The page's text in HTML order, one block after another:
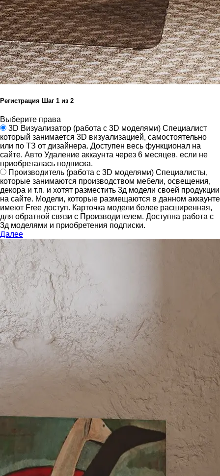
Регистрация Шаг 1 из 2
Выберите права
3D Визуализатор (работа с 3D моделями) Специалист
который занимается 3D визуализацией, самостоятельно
или по ТЗ от дизайнера. Доступен весь функционал на
сайте. Авто Удаление аккаунта через 6 месяцев, если не
приобреталась подписка.
Производитель (работа с 3D моделями) Специалисты,
которые занимаются производством мебели, освещения,
декора и т.п. и хотят разместить 3д модели своей продукции
на сайте. Модели, которые размещаются в данном аккаунте
имеют Free доступ. Карточка модели более расширенная,
для обратной связи с Производителем. Доступна работа с
3д моделями и приобретения подписки.
Далее